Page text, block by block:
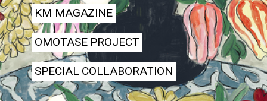
KM MAGAZINE
OMOTASE PROJECT
SPECIAL COLLABORATION